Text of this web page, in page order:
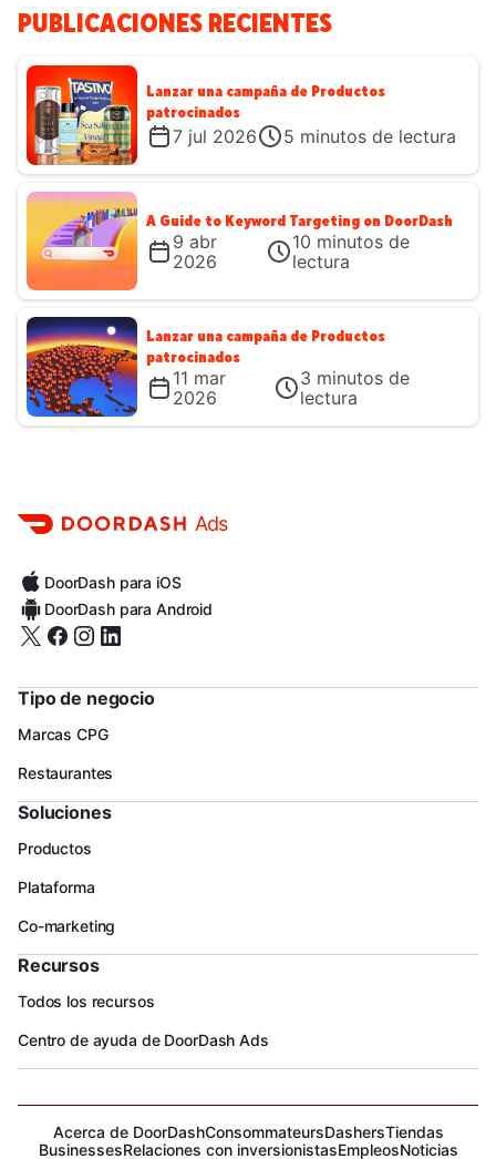
PUBLICACIONES RECIENTES
Lanzar una campaña de Productos
patrocinados
7 jul 2026 5 minutos de lectura
A Guide to Keyword Targeting on DoorDash
9 abr
2026
10 minutos de
lectura
Lanzar una campaña de Productos
patrocinados
11 mar
2026
3 minutos de
lectura
Ads
DoorDash para iOS
DoorDash para Android
Tipo de negocio
Marcas CPG
Restaurantes
Soluciones
Productos
Plataforma
Co-marketing
Recursos
Todos los recursos
Centro de ayuda de DoorDash Ads
Acerca de DoorDashConsommateursDashersTiendas
BusinessesRelaciones con inversionistasEmpleosNoticias